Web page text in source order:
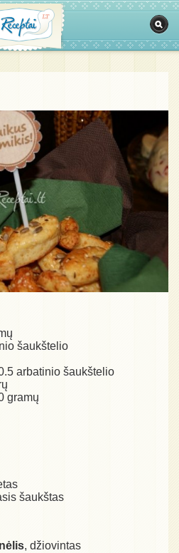
šaukštelio
arbatinio šaukštelio
gramų
šaukštas
, džiovintas